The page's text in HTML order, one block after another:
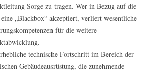
Sorge zu tragen. Wer in Bezug auf die
„Blackbox“ akzeptiert, verliert wesentliche
für die weitere
technische Fortschritt im Bereich der
Gebäudeausrüstung, die zunehmende